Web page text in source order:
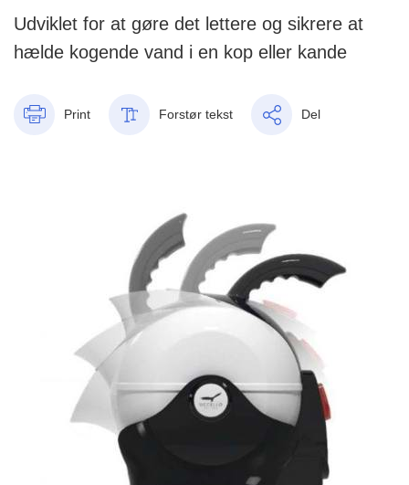
Udviklet for at gøre det lettere og sikrere at
hælde kogende vand i en kop eller kande
Print Forstør tekst Del